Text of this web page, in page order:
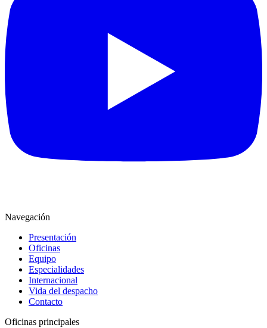
Navegación
Presentación
Oficinas
Equipo
Especialidades
Internacional
Vida del despacho
Contacto
Oficinas principales